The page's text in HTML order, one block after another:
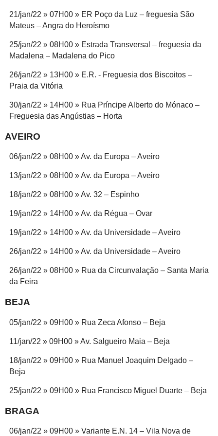
21/jan/22 » 07H00 » ER Poço da Luz – freguesia São
Mateus – Angra do Heroísmo
25/jan/22 » 08H00 » Estrada Transversal – freguesia da
Madalena – Madalena do Pico
26/jan/22 » 13H00 » E.R. - Freguesia dos Biscoitos –
Praia da Vitória
30/jan/22 » 14H00 » Rua Príncipe Alberto do Mónaco –
Freguesia das Angústias – Horta
AVEIRO
06/jan/22 » 08H00 » Av. da Europa – Aveiro
13/jan/22 » 08H00 » Av. da Europa – Aveiro
18/jan/22 » 08H00 » Av. 32 – Espinho
19/jan/22 » 14H00 » Av. da Régua – Ovar
19/jan/22 » 14H00 » Av. da Universidade – Aveiro
26/jan/22 » 14H00 » Av. da Universidade – Aveiro
26/jan/22 » 08H00 » Rua da Circunvalação – Santa Maria
da Feira
BEJA
05/jan/22 » 09H00 » Rua Zeca Afonso – Beja
11/jan/22 » 09H00 » Av. Salgueiro Maia – Beja
18/jan/22 » 09H00 » Rua Manuel Joaquim Delgado –
Beja
25/jan/22 » 09H00 » Rua Francisco Miguel Duarte – Beja
BRAGA
06/jan/22 » 09H00 » Variante E.N. 14 – Vila Nova de